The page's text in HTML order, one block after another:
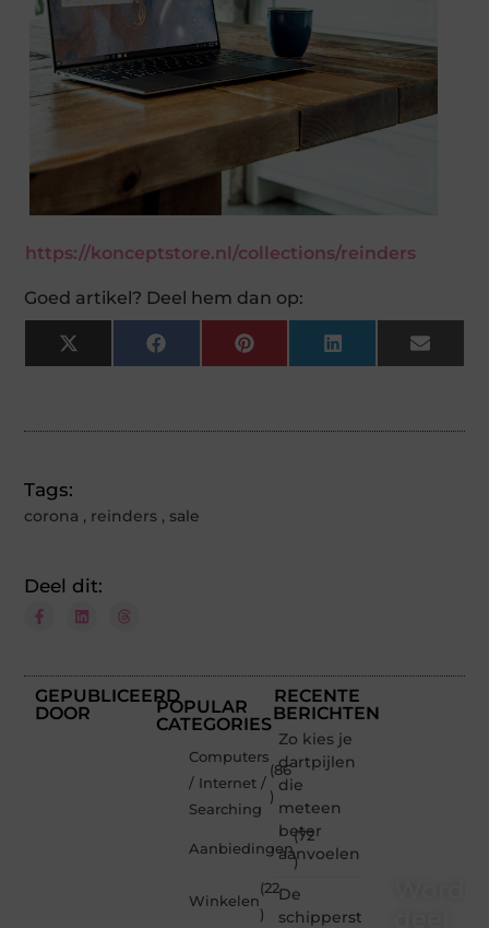
https://konceptstore.nl/collections/reinders
Goed artikel? Deel hem dan op:
X
(Twitter)
FacebookPinterestLinkedInEmail
Tags:
corona , reinders , sale
Deel dit:
GEPUBLICEERD
DOOR
POPULAR
CATEGORIES
Computers
/ Internet /
Searching
(86
)
Aanbiedingen
(72
)
Winkelen
(22
)
RECENTE
BERICHTEN
Zo kies je
dartpijlen
die
meteen
beter
aanvoelen
De
schipperstrui